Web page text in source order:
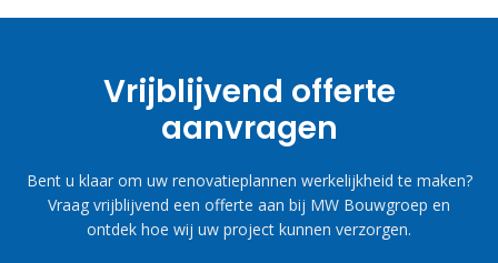
Vrijblijvend offerte
aanvragen
Bent u klaar om uw renovatieplannen werkelijkheid te maken?
Vraag vrijblijvend een offerte aan bij MW Bouwgroep en
ontdek hoe wij uw project kunnen verzorgen.